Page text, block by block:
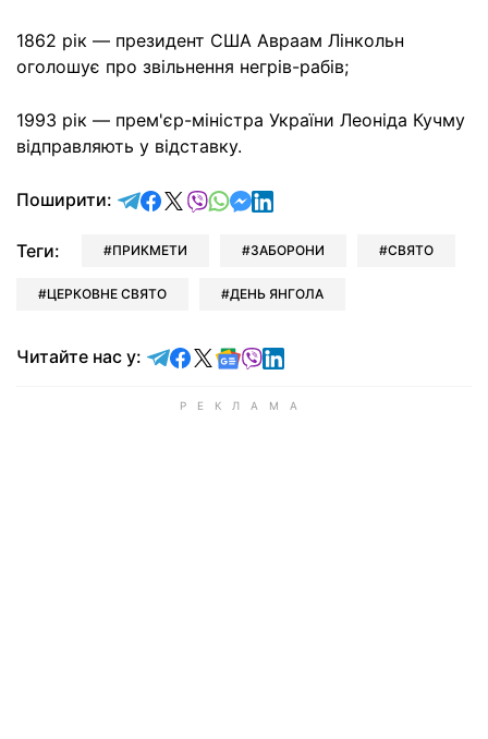
1862 рік — президент США Авраам Лінкольн
оголошує про звільнення негрів-рабів;
1993 рік — прем'єр-міністра України Леоніда Кучму
відправляють у відставку.
Поширити: відправити у Telegram
поділитись у Facebook
поділитись у X
відправити у Viber
відправити у Whatsapp
відправити у Messenger
відправити у LinkedIn
Теги: ПРИКМЕТИ ЗАБОРОНИ СВЯТО
ЦЕРКОВНЕ СВЯТО ДЕНЬ ЯНГОЛА
Читайте нас у: Читайте у Telegram
Читайте у Facebook
Читайте у X
Читайте у Google news
Читайте у Viber
Читайте у LinkedIn